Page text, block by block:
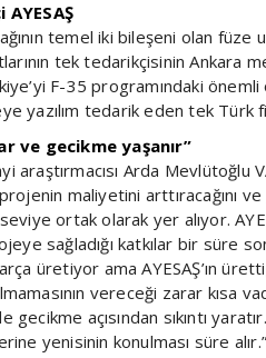
temel iki bileşeni olan
tek tedarikçisinin Ankara
F-35 programındaki
yazılım tedarik eden tek Türk
ve gecikme yaşanır”
araştırmacısı Arda Mevlütoğlu
projenin maliyetini arttıracağını
ortak olarak yer alıyor.
sağladığı katkılar bir süre
üretiyor ama AYESAŞ’ın
vereceği zarar kısa
gecikme açısından sıkıntı
yenisinin konulması süre alır.”